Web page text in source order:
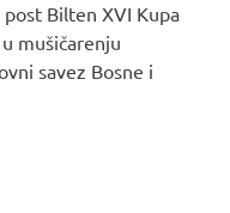
Bilten XVI Kupa
mušičarenju
savez Bosne i